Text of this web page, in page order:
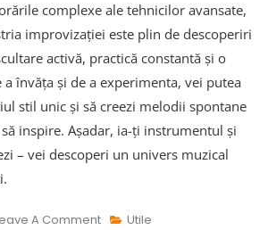
complexe ale tehnicilor avansate,
improvizației este plin de descoperiri
activă, practică constantă și o
învăța și de a experimenta, vei putea
stil unic și să creezi melodii spontane
inspire. Așadar, ia-ți instrumentul și
– vei descoperi un univers muzical
A CommentOn Utile